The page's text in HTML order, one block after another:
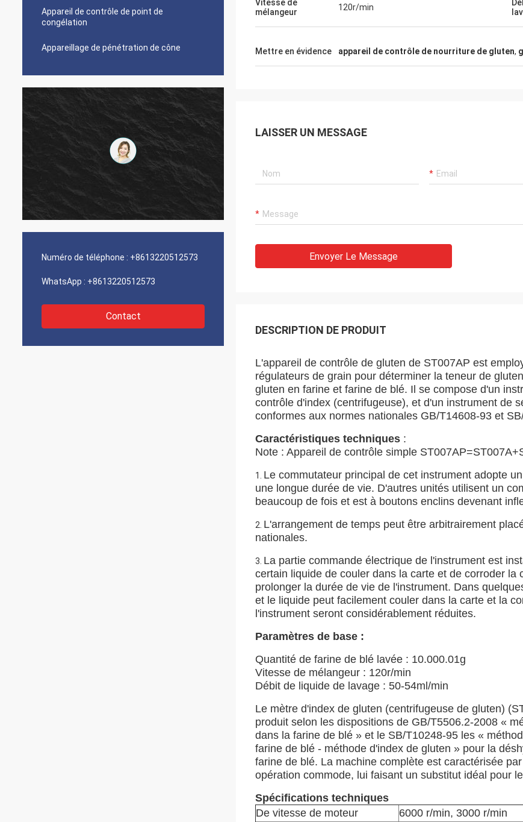
Appareil de contrôle de point de
congélation
Appareillage de pénétration de cône
Numéro de téléphone : +8613220512573
WhatsApp : +8613220512573
Contact
Vitesse de
mélangeur
120r/min
Mettre en évidence appareil de contrôle de nourriture de gluten,
LAISSER UN MESSAGE
Envoyer Le Message
DESCRIPTION DE PRODUIT
L'appareil de contrôle de gluten de ST007AP est
régulateurs de grain pour déterminer la teneur de
gluten en farine et farine de blé. Il se compose d'un
contrôle d'index (centrifugeuse), et d'un instrument de
conformes aux normes nationales GB/T14608-93 et
Caractéristiques techniques :
Note : Appareil de contrôle simple
1. Le commutateur principal de cet instrument adopte
une longue durée de vie. D'autres unités utilisent un
beaucoup de fois et est à boutons enclins devenant
2. L'arrangement de temps peut être arbitrairement
nationales.
3. La partie commande électrique de l'instrument est
certain liquide de couler dans la carte et de corroder
prolonger la durée de vie de l'instrument. Dans
et le liquide peut facilement couler dans la carte et la
l'instrument seront considérablement réduites.
Paramètres de base :
Quantité de farine de blé lavée : 10.000.01g
Vitesse de mélangeur : 120r/min
Débit de liquide de lavage : 50-54ml/min
Le mètre d'index de gluten (centrifugeuse de gluten)
produit selon les dispositions de GB/T5506.2-2008 «
dans la farine de blé » et le SB/T10248-95 les «
farine de blé - méthode d'index de gluten » pour la
farine de blé. La machine complète est caractérisée
opération commode, lui faisant un substitut idéal pour
Spécifications techniques
De vitesse de moteur
6000 r/min, 3000 r/min